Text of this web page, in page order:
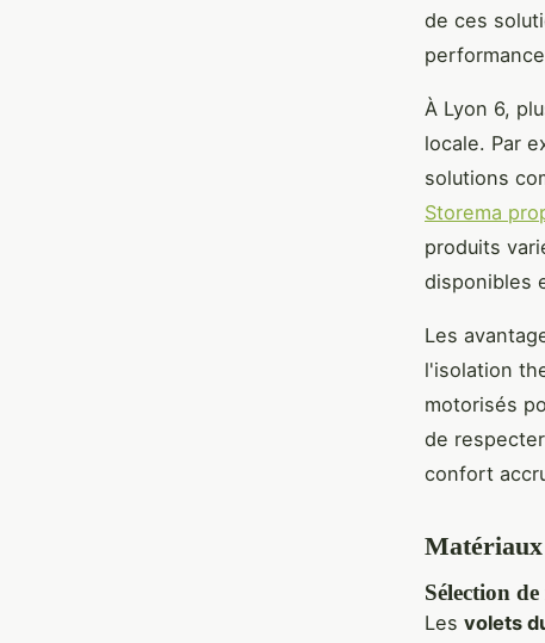
de ces
À Lyon 6,
locale. Par
solutions
Storema
produits
disponibles
Les
l'isolation
motorisés
de
confort
Matériaux
Sélection
Les volets